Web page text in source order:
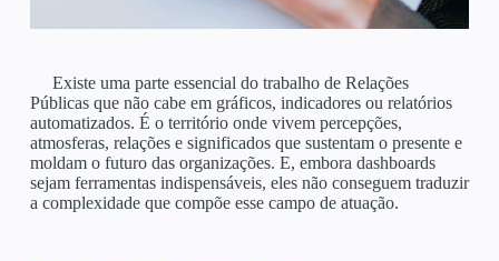
Existe uma parte essencial do trabalho de Relações
Públicas que não cabe em gráficos, indicadores ou relatórios
automatizados. É o território onde vivem percepções,
atmosferas, relações e significados que sustentam o presente e
moldam o futuro das organizações. E, embora dashboards
sejam ferramentas indispensáveis, eles não conseguem traduzir
a complexidade que compõe esse campo de atuação.